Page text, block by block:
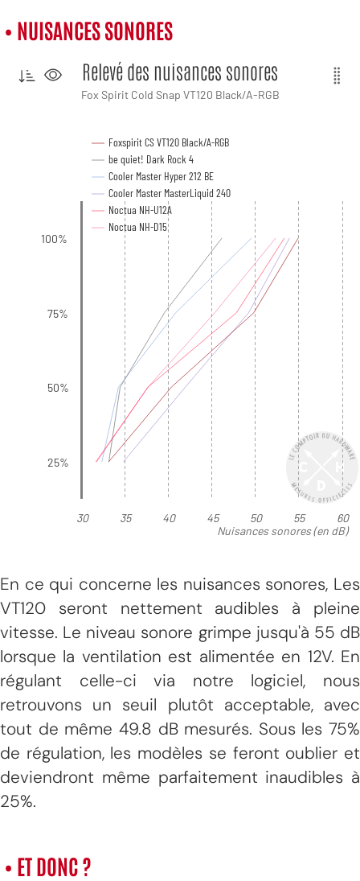
• NUISANCES SONORES
En ce qui concerne les nuisances sonores, Les
VT120 seront nettement audibles à pleine
vitesse. Le niveau sonore grimpe jusqu'à 55 dB
lorsque la ventilation est alimentée en 12V. En
régulant celle-ci via notre logiciel, nous
retrouvons un seuil plutôt acceptable, avec
tout de même 49.8 dB mesurés. Sous les 75%
de régulation, les modèles se feront oublier et
deviendront même parfaitement inaudibles à
25%.
• ET DONC ?